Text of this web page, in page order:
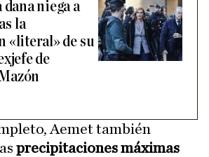
dana niega a
la
«literal» de su
de
Aemet también
precipitaciones máximas